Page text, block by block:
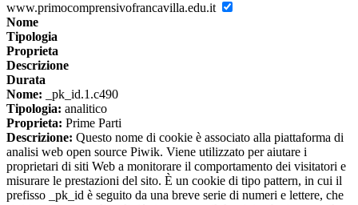
www.primocomprensivofrancavilla.edu.it
Nome
Tipologia
Proprieta
Descrizione
Durata
Nome: _pk_id.1.c490
Tipologia: analitico
Proprieta: Prime Parti
Descrizione: Questo nome di cookie è associato alla piattaforma di
analisi web open source Piwik. Viene utilizzato per aiutare i
proprietari di siti Web a monitorare il comportamento dei visitatori e
misurare le prestazioni del sito. È un cookie di tipo pattern, in cui il
prefisso _pk_id è seguito da una breve serie di numeri e lettere, che